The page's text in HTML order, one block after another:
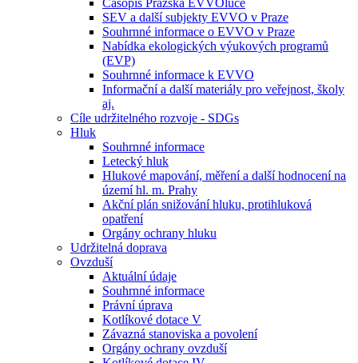
Časopis Pražská EVVOluce
SEV a další subjekty EVVO v Praze
Souhrnné informace o EVVO v Praze
Nabídka ekologických výukových programů
(EVP)
Souhrnné informace k EVVO
Informační a další materiály pro veřejnost, školy
aj.
Cíle udržitelného rozvoje - SDGs
Hluk
Souhrnné informace
Letecký hluk
Hlukové mapování, měření a další hodnocení na
území hl. m. Prahy
Akční plán snižování hluku, protihluková
opatření
Orgány ochrany hluku
Udržitelná doprava
Ovzduší
Aktuální údaje
Souhrnné informace
Právní úprava
Kotlíkové dotace V
Závazná stanoviska a povolení
Orgány ochrany ovzduší